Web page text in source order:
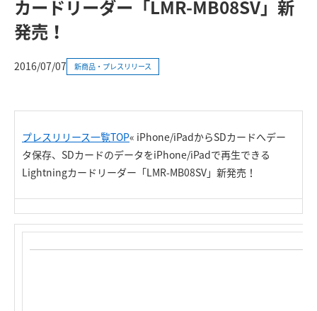
カードリーダー「LMR-MB08SV」新
発売！
2016/07/07 新商品・プレスリリース
プレスリリース一覧TOP« iPhone/iPadからSDカードへデー
タ保存、SDカードのデータをiPhone/iPadで再生できる
Lightningカードリーダー「LMR-MB08SV」新発売！